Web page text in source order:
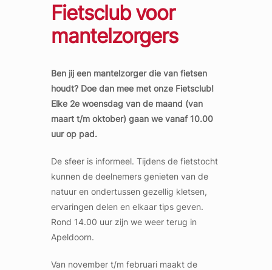
Fietsclub voor
mantelzorgers
Ben jij een mantelzorger die van fietsen
houdt? Doe dan mee met onze Fietsclub!
Elke 2e woensdag van de maand (van
maart t/m oktober) gaan we vanaf 10.00
uur op pad.
De sfeer is informeel. Tijdens de fietstocht
kunnen de deelnemers genieten van de
natuur en ondertussen gezellig kletsen,
ervaringen delen en elkaar tips geven.
Rond 14.00 uur zijn we weer terug in
Apeldoorn.
Van november t/m februari maakt de